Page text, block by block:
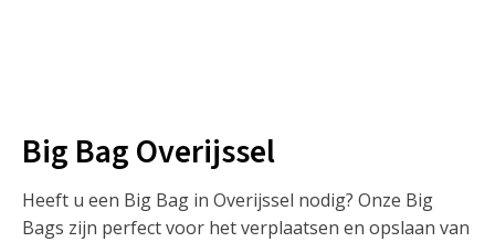
Big Bag Overijssel
Heeft u een Big Bag in Overijssel nodig? Onze Big
Bags zijn perfect voor het verplaatsen en opslaan van